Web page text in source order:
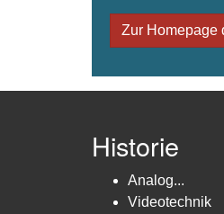
Zur Homepage
Historie
Analog...
Videotechnik